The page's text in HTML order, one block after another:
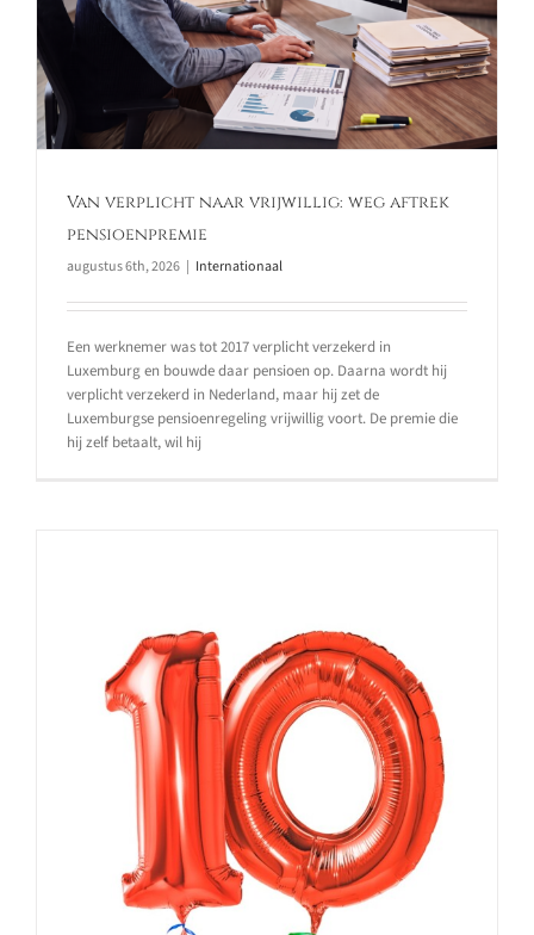
Van verplicht naar vrijwillig: weg aftrek
pensioenpremie
augustus 6th, 2026 | Internationaal
Een werknemer was tot 2017 verplicht verzekerd in
Luxemburg en bouwde daar pensioen op. Daarna wordt hij
verplicht verzekerd in Nederland, maar hij zet de
Luxemburgse pensioenregeling vrijwillig voort. De premie die
hij zelf betaalt, wil hij